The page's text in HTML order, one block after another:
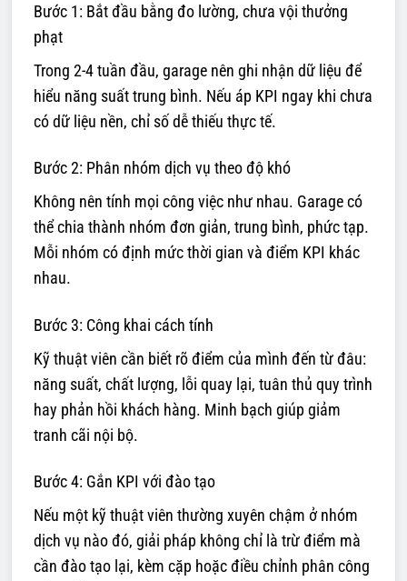
Bước 1: Bắt đầu bằng đo lường, chưa vội thưởng
phạt
Trong 2-4 tuần đầu, garage nên ghi nhận dữ liệu để
hiểu năng suất trung bình. Nếu áp KPI ngay khi chưa
có dữ liệu nền, chỉ số dễ thiếu thực tế.
Bước 2: Phân nhóm dịch vụ theo độ khó
Không nên tính mọi công việc như nhau. Garage có
thể chia thành nhóm đơn giản, trung bình, phức tạp.
Mỗi nhóm có định mức thời gian và điểm KPI khác
nhau.
Bước 3: Công khai cách tính
Kỹ thuật viên cần biết rõ điểm của mình đến từ đâu:
năng suất, chất lượng, lỗi quay lại, tuân thủ quy trình
hay phản hồi khách hàng. Minh bạch giúp giảm
tranh cãi nội bộ.
Bước 4: Gắn KPI với đào tạo
Nếu một kỹ thuật viên thường xuyên chậm ở nhóm
dịch vụ nào đó, giải pháp không chỉ là trừ điểm mà
cần đào tạo lại, kèm cặp hoặc điều chỉnh phân công